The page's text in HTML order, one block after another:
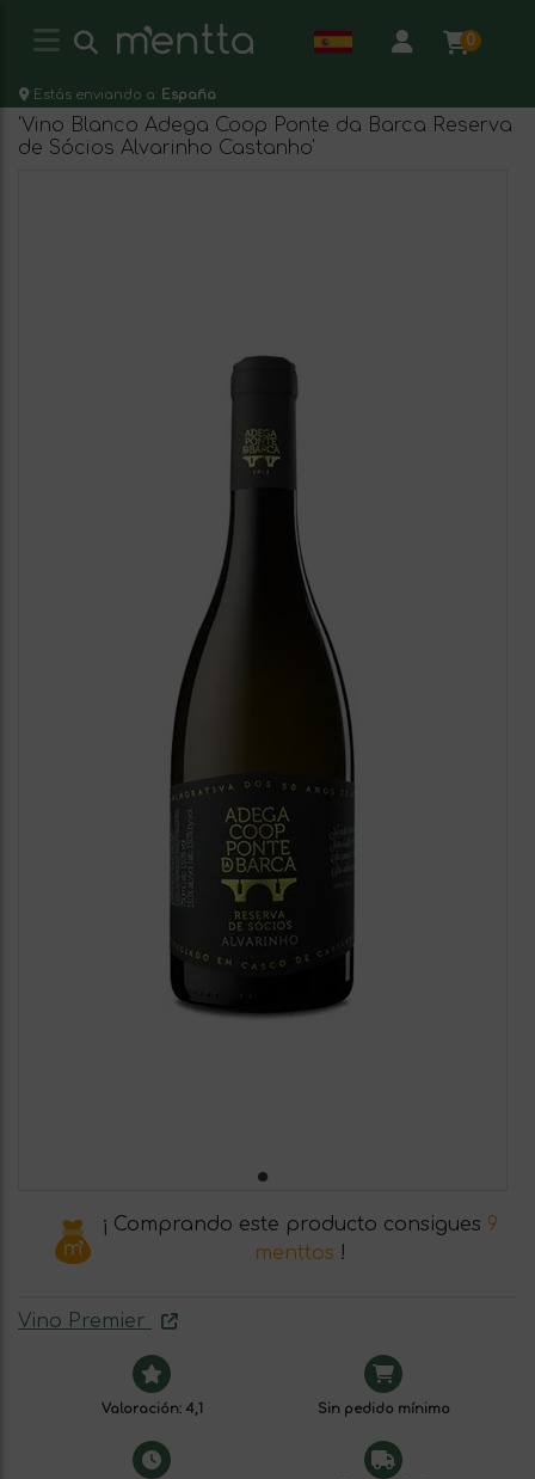
0
Estás enviando a: España
'Vino Blanco Adega Coop Ponte da Barca Reserva
de Sócios Alvarinho Castanho'
¡ Comprando este producto consigues 9
menttos !
Vino Premier
Valoración: 4,1 Sin pedido mínimo